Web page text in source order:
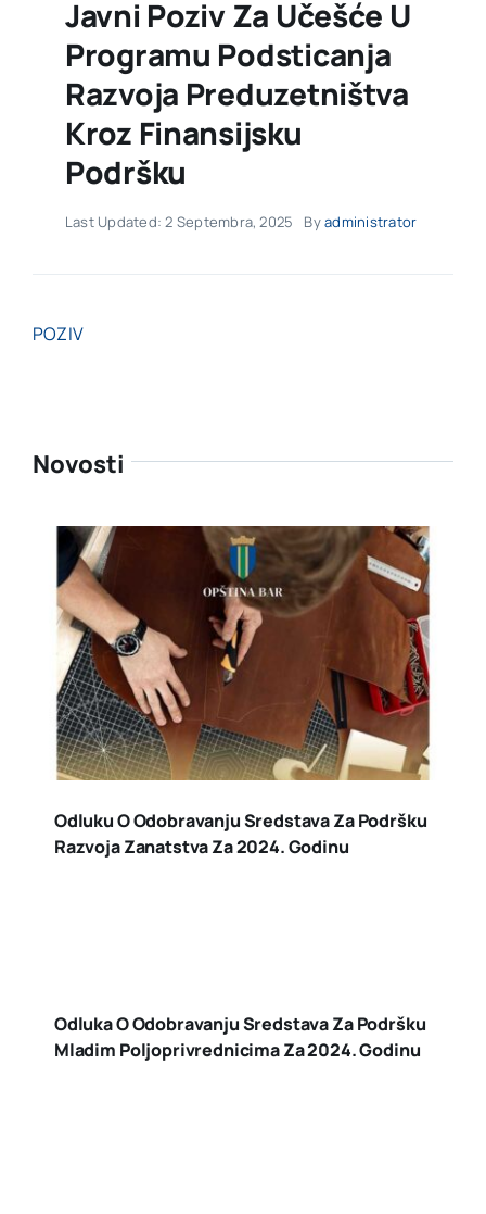
Javni Poziv Za Učešće U
Programu Podsticanja
Razvoja Preduzetništva
Kroz Finansijsku
Podršku
Last Updated: 2 Septembra, 2025 Byadministrator
POZIV
Novosti
Odluku O Odobravanju Sredstava Za Podršku
Razvoja Zanatstva Za 2024. Godinu
Odluka O Odobravanju Sredstava Za Podršku
Mladim Poljoprivrednicima Za 2024. Godinu